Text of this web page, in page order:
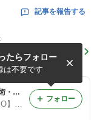
記事を報告する
イザン120分 熊
Salon Sai 彩
感想頂きました★
◆東村山 カルサイネイザン講習と施術・ジャップカサイ・タイ古式・トークセン・妊活施術・内臓整体◆
◆東村山 タイ古式マッサージ師【O】塚 出張.割引等有◆
たらフォロー
は不要です
フォロー